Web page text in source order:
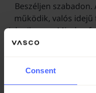
Consent
Beszéljen
működik, valós
jelenik meg. Minden
NEVEZHETŐ